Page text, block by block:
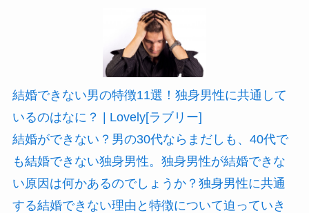
結婚できない男の特徴11選！独身男性に共通して
いるのはなに？ | Lovely[ラブリー]
結婚ができない？男の30代ならまだしも、40代で
も結婚できない独身男性。独身男性が結婚できな
い原因は何かあるのでしょうか？独身男性に共通
する結婚できない理由と特徴について迫っていき